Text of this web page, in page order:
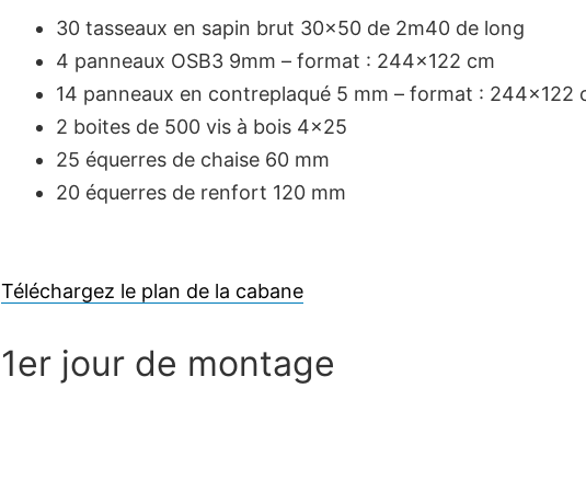
30 tasseaux en sapin brut 30×50 de 2m40 de long
4 panneaux OSB3 9mm – format : 244×122 cm
14 panneaux en contreplaqué 5 mm – format : 244×122
2 boites de 500 vis à bois 4×25
25 équerres de chaise 60 mm
20 équerres de renfort 120 mm
Téléchargez le plan de la cabane
1er jour de montage